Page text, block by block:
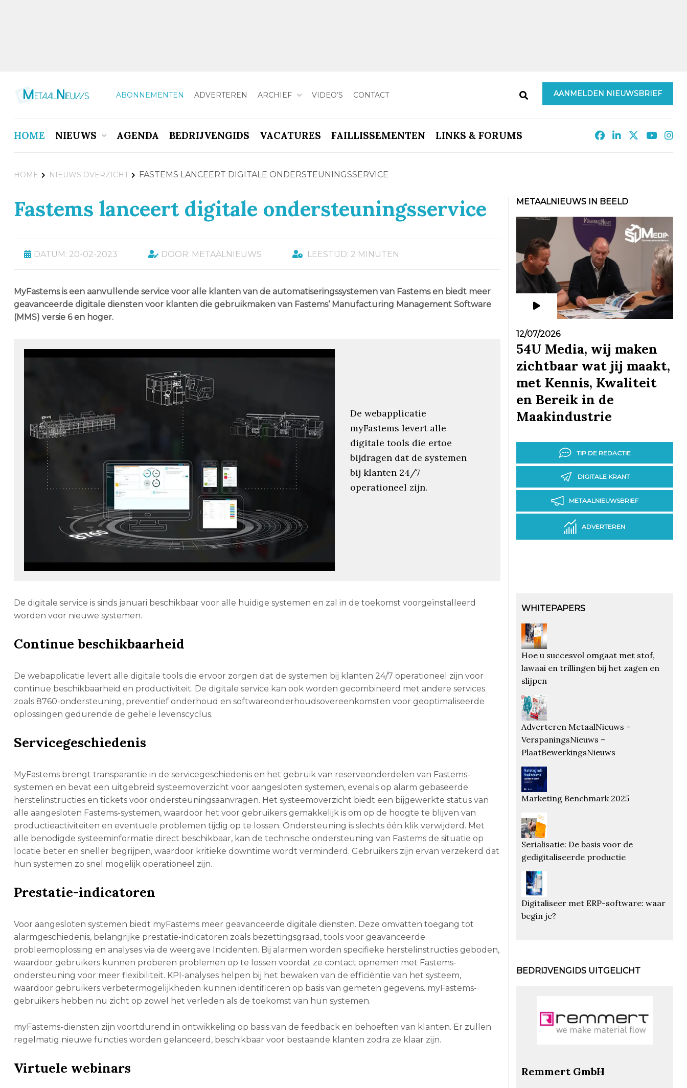
ABONNEMENTEN ADVERTEREN ARCHIEF VIDEO’S CONTACT AANMELDEN NIEUWSBRIEF
HOME NIEUWS AGENDA BEDRIJVENGIDS VACATURES FAILLISSEMENTEN LINKS & FORUMS
HOME NIEUWS OVERZICHT FASTEMS LANCEERT DIGITALE ONDERSTEUNINGSSERVICE
Fastems lanceert digitale ondersteuningsservice
DATUM: 20-02-2023 DOOR: METAALNIEUWS LEESTIJD: 2 MINUTEN
MyFastems is een aanvullende service voor alle klanten van de automatiseringssystemen van Fastems en biedt meer
geavanceerde digitale diensten voor klanten die gebruikmaken van Fastems’ Manufacturing Management Software
(MMS) versie 6 en hoger.
De webapplicatie
myFastems levert alle
digitale tools die ertoe
bijdragen dat de systemen
bij klanten 24/7
operationeel zijn.
De digitale service is sinds januari beschikbaar voor alle huidige systemen en zal in de toekomst voorgeïnstalleerd
worden voor nieuwe systemen.
Continue beschikbaarheid
De webapplicatie levert alle digitale tools die ervoor zorgen dat de systemen bij klanten 24/7 operationeel zijn voor
continue beschikbaarheid en productiviteit. De digitale service kan ook worden gecombineerd met andere services
zoals 8760-ondersteuning, preventief onderhoud en softwareonderhoudsovereenkomsten voor geoptimaliseerde
oplossingen gedurende de gehele levenscyclus.
Servicegeschiedenis
MyFastems brengt transparantie in de servicegeschiedenis en het gebruik van reserveonderdelen van Fastems-
systemen en bevat een uitgebreid systeemoverzicht voor aangesloten systemen, evenals op alarm gebaseerde
herstelinstructies en tickets voor ondersteuningsaanvragen. Het systeemoverzicht biedt een bijgewerkte status van
alle aangesloten Fastems-systemen, waardoor het voor gebruikers gemakkelijk is om op de hoogte te blijven van
productieactiviteiten en eventuele problemen tijdig op te lossen. Ondersteuning is slechts één klik verwijderd. Met
alle benodigde systeeminformatie direct beschikbaar, kan de technische ondersteuning van Fastems de situatie op
locatie beter en sneller begrijpen, waardoor kritieke downtime wordt verminderd. Gebruikers zijn ervan verzekerd dat
hun systemen zo snel mogelijk operationeel zijn.
Prestatie-indicatoren
Voor aangesloten systemen biedt myFastems meer geavanceerde digitale diensten. Deze omvatten toegang tot
alarmgeschiedenis, belangrijke prestatie-indicatoren zoals bezettingsgraad, tools voor geavanceerde
probleemoplossing en analyses via de weergave Incidenten. Bij alarmen worden specifieke herstelinstructies geboden,
waardoor gebruikers kunnen proberen problemen op te lossen voordat ze contact opnemen met Fastems-
ondersteuning voor meer flexibiliteit. KPI-analyses helpen bij het bewaken van de efficiëntie van het systeem,
waardoor gebruikers verbetermogelijkheden kunnen identificeren op basis van gemeten gegevens. myFastems-
gebruikers hebben nu zicht op zowel het verleden als de toekomst van hun systemen.
myFastems-diensten zijn voortdurend in ontwikkeling op basis van de feedback en behoeften van klanten. Er zullen
regelmatig nieuwe functies worden gelanceerd, beschikbaar voor bestaande klanten zodra ze klaar zijn.
Virtuele webinars
METAALNIEUWS IN BEELD
12/07/2026
54U Media, wij maken
zichtbaar wat jij maakt,
met Kennis, Kwaliteit
en Bereik in de
Maakindustrie
TIP DE REDACTIE
DIGITALE KRANT
METAALNIEUWSBRIEF
ADVERTEREN
WHITEPAPERS
Hoe u succesvol omgaat met stof,
lawaai en trillingen bij het zagen en
slijpen
Adverteren MetaalNieuws –
VerspaningsNieuws –
PlaatBewerkingsNieuws
Marketing Benchmark 2025
Serialisatie: De basis voor de
gedigitaliseerde productie
Digitaliseer met ERP-software: waar
begin je?
BEDRIJVENGIDS UITGELICHT
Remmert GmbH